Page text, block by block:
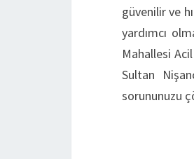
güvenilir ve
yardımcı
Mahallesi
Sultan
sorununuzu